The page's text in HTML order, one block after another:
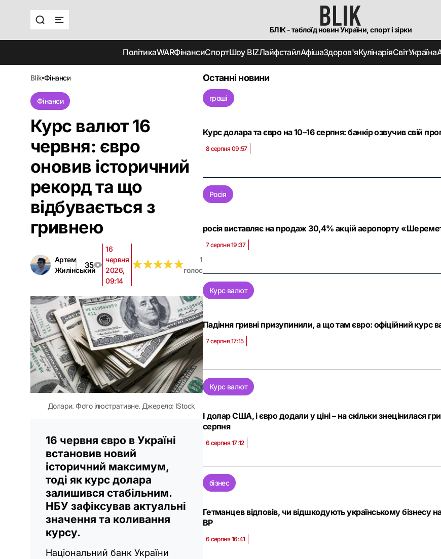
БЛІК - таблоїд новин України, спорт і зірки
ПолітикаWARФінансиСпортШоу BIZЛайфстайлАфішаЗдоров'яКулінаріяСвітУкраїна
blik фінанси
Фінанси
Курс валют 16
червня: євро
оновив історичний
рекорд та що
відбувається з
гривнею
Артем
Жилінський
35
16
червня
2026,
09:14
★★★★★
★★★★★
1
голос
Долари. Фото ілюстративне. Джерело: IStock
16 червня євро в Україні
встановив новий
історичний максимум,
тоді як курс долара
залишився стабільним.
НБУ зафіксував актуальні
значення та коливання
курсу.
Національний банк України
Останні новини
гроші
Курс долара та євро на 10–16 серпня: банкір озвучив свій
8 серпня 09:57
Росія
росія виставляє на продаж 30,4% акцій аеропорту
7 серпня 19:37
Курс валют
Падіння гривні призупинили, а що там євро: офіційний курс
7 серпня 17:15
Курс валют
І долар США, і євро додали у ціні – на скільки знецінилася
серпня
6 серпня 17:12
бізнес
Гетманцев відповів, чи відшкодують українському бізнесу
ВР
6 серпня 16:41